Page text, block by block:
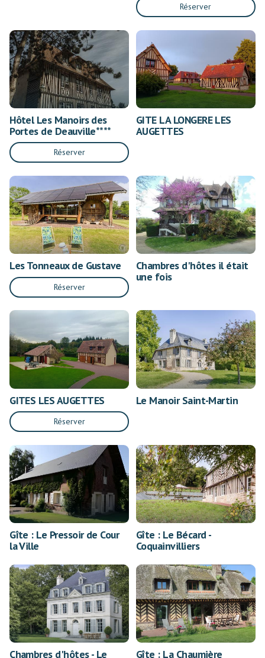
Réserver
Hôtel Les Manoirs des
Portes de Deauville****
Réserver
GITE LA LONGERE LES
AUGETTES
Les Tonneaux de Gustave
Réserver
Chambres d'hôtes il était
une fois
GITES LES AUGETTES
Réserver
Le Manoir Saint-Martin
Gîte : Le Pressoir de Cour
la Ville
Gîte : Le Bécard -
Coquainvilliers
Chambres d'hôtes - Le Gîte : La Chaumière